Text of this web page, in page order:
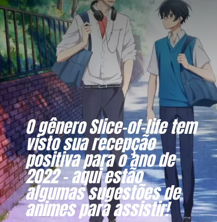
O gênero Slice-of-life tem
visto sua recepção
positiva para o ano de
2022 - aqui estão
algumas sugestões de
animes para assistir!